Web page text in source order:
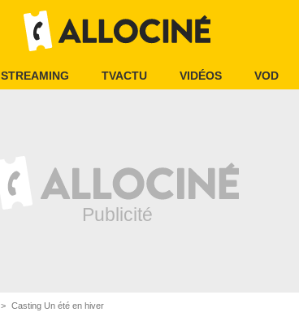
STREAMING TVACTU VIDÉOS VOD
Casting Un été en hiver